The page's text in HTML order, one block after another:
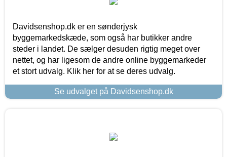
Davidsenshop.dk er en sønderjysk
byggemarkedskæde, som også har butikker andre
steder i landet. De sælger desuden rigtig meget over
nettet, og har ligesom de andre online byggemarkeder
et stort udvalg. Klik her for at se deres udvalg.
Se udvalget på Davidsenshop.dk